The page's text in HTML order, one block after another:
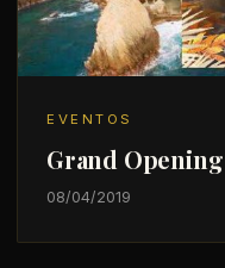
EVENTOS
Grand
08/04/2019